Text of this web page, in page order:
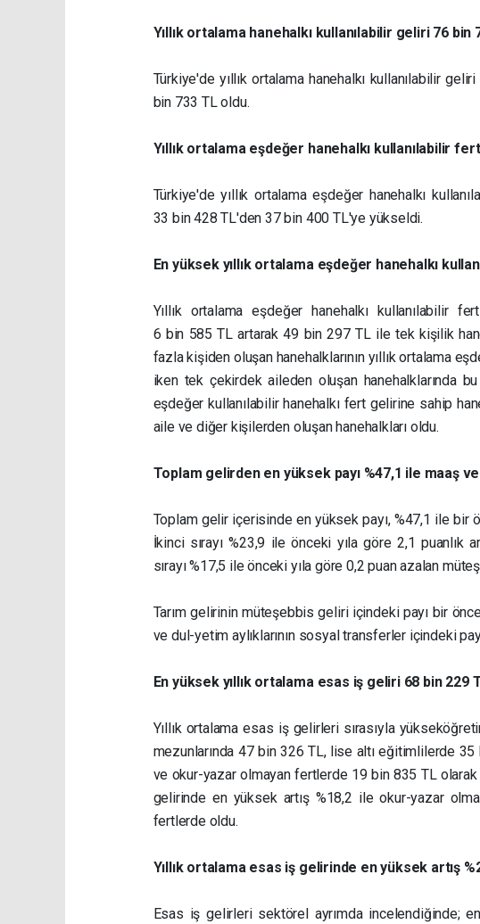
Yıllık ortalama hanehalkı kullanılabilir geliri 76 bin
Türkiye'de yıllık ortalama hanehalkı kullanılabilir
bin 733 TL oldu.
Yıllık ortalama eşdeğer hanehalkı kullanılabilir
Türkiye'de yıllık ortalama eşdeğer hanehalkı
33 bin 428 TL'den 37 bin 400 TL'ye yükseldi.
En yüksek yıllık ortalama eşdeğer hanehalkı
Yıllık ortalama eşdeğer hanehalkı kullanılabilir
6 bin 585 TL artarak 49 bin 297 TL ile tek kişilik
fazla kişiden oluşan hanehalklarının yıllık ortalama
iken tek çekirdek aileden oluşan hanehalklarında
eşdeğer kullanılabilir hanehalkı fert gelirine sahip
aile ve diğer kişilerden oluşan hanehalkları oldu.
Toplam gelirden en yüksek payı %47,1 ile maaş
Toplam gelir içerisinde en yüksek payı, %47,1 ile bir
İkinci sırayı %23,9 ile önceki yıla göre 2,1
sırayı %17,5 ile önceki yıla göre 0,2 puan azalan
Tarım gelirinin müteşebbis geliri içindeki payı bir
ve dul-yetim aylıklarının sosyal transferler içindeki
En yüksek yıllık ortalama esas iş geliri 68 bin
Yıllık ortalama esas iş gelirleri sırasıyla
mezunlarında 47 bin 326 TL, lise altı eğitimlilerde
ve okur-yazar olmayan fertlerde 19 bin 835 TL olarak
gelirinde en yüksek artış %18,2 ile okur-yazar
fertlerde oldu.
Yıllık ortalama esas iş gelirinde en yüksek artış
Esas iş gelirleri sektörel ayrımda incelendiğinde;